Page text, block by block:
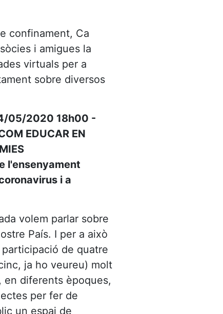
confinament, Ca
i amigues la
virtuals per a
sobre diversos
05/2020 18h00 -
EDUCAR EN
l'ensenyament
i a
volem parlar sobre
País. I per a això
de quatre
ja ho veureu) molt
en diferents èpoques,
per fer de
un espai de